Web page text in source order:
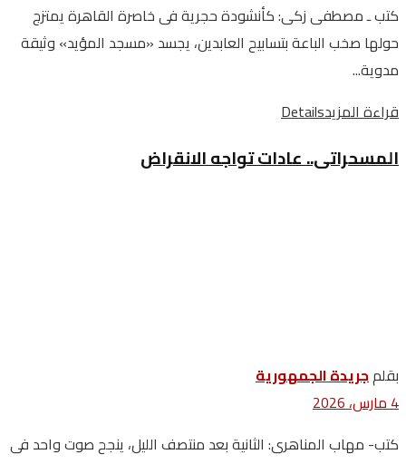
كتب ـ مصطفى زكى: كأنشودة حجرية فى خاصرة القاهرة يمتزج
حولها صخب الباعة بتسابيح العابدين، يجسد «مسجد المؤيد» وثيقة
مدوية...
قراءة المزيدDetails
المسحراتى.. عادات تواجه الانقراض
بقلمجريدة الجمهورية
4 مارس، 2026